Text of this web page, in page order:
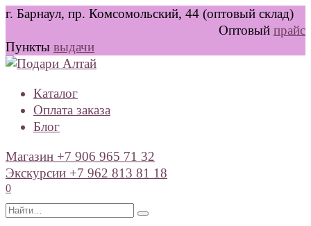
Перейти
содержанию
г. Барнаул, пр. Комсомольский, 44 (оптовый склад)
Оптовый прайс
Пункты выдачи
Каталог
Оплата заказа
Блог
Магазин +7 906 965 71 32
Экскурсии +7 962 813 81 18
0
Search